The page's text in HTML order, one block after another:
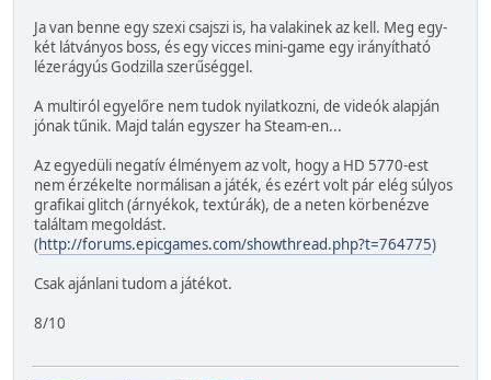
Ja van benne egy szexi csajszi is, ha valakinek az kell. Meg egy-
két látványos boss, és egy vicces mini-game egy irányítható
lézerágyús Godzilla szerűséggel.
A multiról egyelőre nem tudok nyilatkozni, de videók alapján
jónak tűnik. Majd talán egyszer ha Steam-en...
Az egyedüli negatív élményem az volt, hogy a HD 5770-est
nem érzékelte normálisan a játék, és ezért volt pár elég súlyos
grafikai glitch (árnyékok, textúrák), de a neten körbenézve
találtam megoldást.
(http://forums.epicgames.com/showthread.php?t=764775)
Csak ajánlani tudom a játékot.
8/10